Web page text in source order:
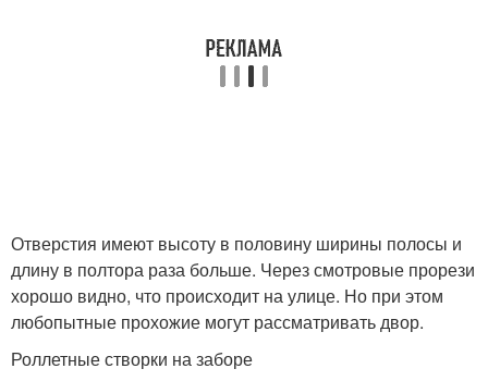
Отверстия имеют высоту в половину ширины полосы и
длину в полтора раза больше. Через смотровые прорези
хорошо видно, что происходит на улице. Но при этом
любопытные прохожие могут рассматривать двор.
Роллетные створки на заборе